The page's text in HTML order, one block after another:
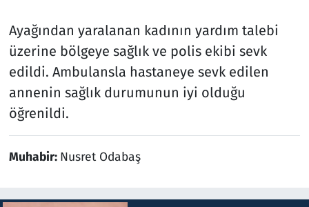
Ayağından yaralanan kadının yardım talebi
üzerine bölgeye sağlık ve polis ekibi sevk
edildi. Ambulansla hastaneye sevk edilen
annenin sağlık durumunun iyi olduğu
öğrenildi.
Muhabir: Nusret Odabaş